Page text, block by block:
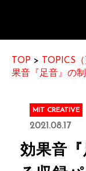
TOP > TOPICS
果音『足音』の
MIT CREATIVE
2021.08.17
効果音